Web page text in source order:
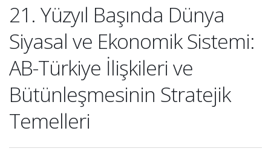
21. Yüzyıl Başında Dünya
Siyasal ve Ekonomik Sistemi:
AB-Türkiye İlişkileri ve
Bütünleşmesinin Stratejik
Temelleri